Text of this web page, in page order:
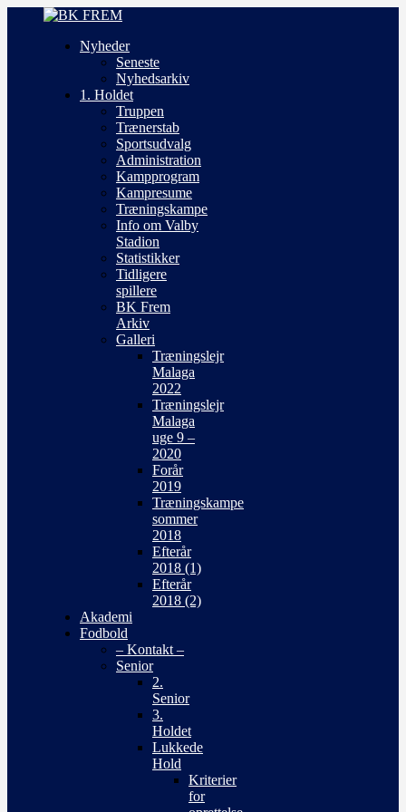
Nyheder
Seneste
Nyhedsarkiv
1. Holdet
Truppen
Trænerstab
Sportsudvalg
Administration
Kampprogram
Kampresume
Træningskampe
Info om Valby
Stadion
Statistikker
Tidligere
spillere
BK Frem
Arkiv
Galleri
Træningslejr
Malaga
2022
Træningslejr
Malaga
uge 9 –
2020
Forår
2019
Træningskampe
sommer
2018
Efterår
2018 (1)
Efterår
2018 (2)
Akademi
Fodbold
– Kontakt –
Senior
2.
Senior
3.
Holdet
Lukkede
Hold
Kriterier
for